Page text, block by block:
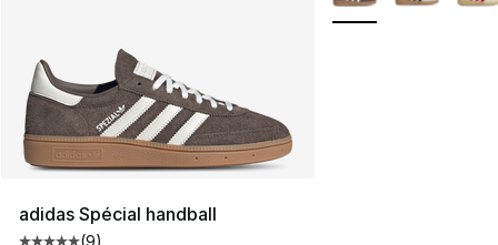
adidas Spécial handball
(9)